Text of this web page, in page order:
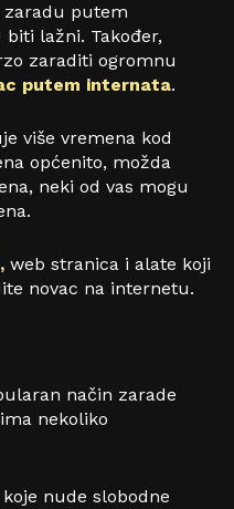
zaradu putem
lažni. Također,
zaraditi ogromnu
putem internata.
više vremena kod
općenito, možda
neki od vas mogu
web stranica i alate koji
novac na internetu.
način zarade
nekoliko
nude slobodne